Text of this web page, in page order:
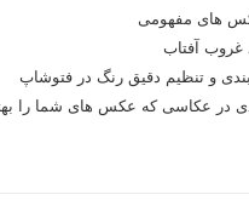
های مفهومی
آفتاب
در عکاسی که عکس های شما را